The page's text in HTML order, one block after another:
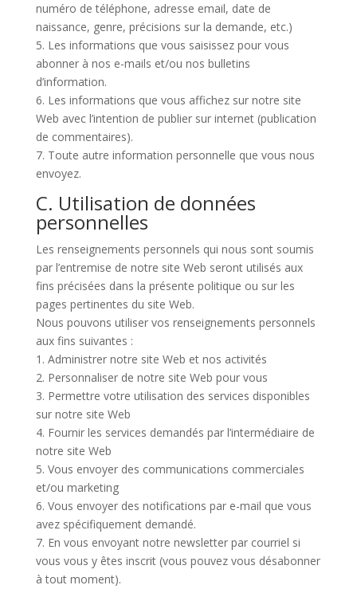
numéro de téléphone, adresse email, date de
naissance, genre, précisions sur la demande, etc.)
5. Les informations que vous saisissez pour vous
abonner à nos e-mails et/ou nos bulletins
d’information.
6. Les informations que vous affichez sur notre site
Web avec l’intention de publier sur internet (publication
de commentaires).
7. Toute autre information personnelle que vous nous
envoyez.
C. Utilisation de données
personnelles
Les renseignements personnels qui nous sont soumis
par l’entremise de notre site Web seront utilisés aux
fins précisées dans la présente politique ou sur les
pages pertinentes du site Web.
Nous pouvons utiliser vos renseignements personnels
aux fins suivantes :
1. Administrer notre site Web et nos activités
2. Personnaliser de notre site Web pour vous
3. Permettre votre utilisation des services disponibles
sur notre site Web
4. Fournir les services demandés par l’intermédiaire de
notre site Web
5. Vous envoyer des communications commerciales
et/ou marketing
6. Vous envoyer des notifications par e-mail que vous
avez spécifiquement demandé.
7. En vous envoyant notre newsletter par courriel si
vous vous y êtes inscrit (vous pouvez vous désabonner
à tout moment).